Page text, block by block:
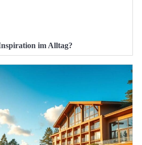
im Alltag?